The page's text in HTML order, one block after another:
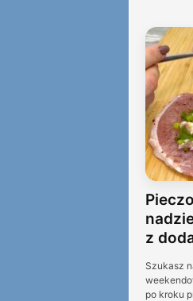
z
Szukasz
po kroku